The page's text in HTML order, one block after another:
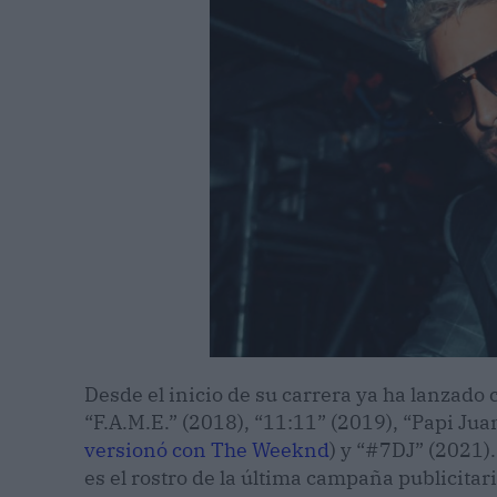
Desde el inicio de su carrera ya ha
“F.A.M.E.” (2018), “11:11” (2019), “Papi
versionó con The Weeknd) y “#7DJ”
es el rostro de la última campaña